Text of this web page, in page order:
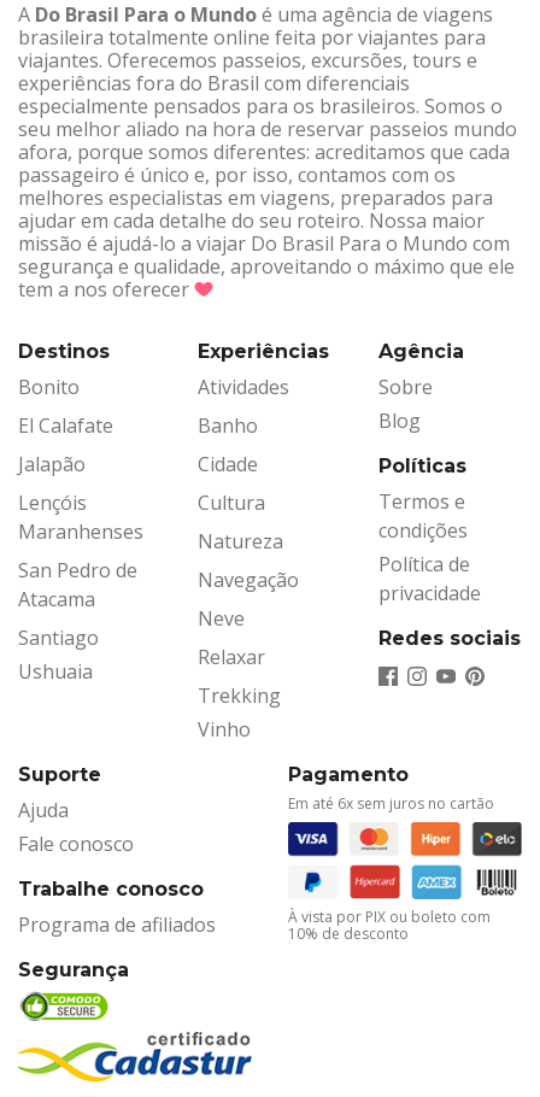
A Do Brasil Para o Mundoé uma agência de viagens
brasileira totalmente online feita por viajantes para
viajantes. Oferecemos passeios, excursões, tours e
experiências fora do Brasil com diferenciais
especialmente pensados para os brasileiros. Somos o
seu melhor aliado na hora de reservar passeios mundo
afora, porque somos diferentes: acreditamos que cada
passageiro é único e, por isso, contamos com os
melhores especialistas em viagens, preparados para
ajudar em cada detalhe do seu roteiro. Nossa maior
missão é ajudá-lo a viajar Do Brasil Para o Mundo com
segurança e qualidade, aproveitando o máximo que ele
tem a nos oferecer
Destinos
Bonito
El Calafate
Jalapão
Lençóis
Maranhenses
San Pedro de
Atacama
Santiago
Ushuaia
Experiências
Atividades
Banho
Cidade
Cultura
Natureza
Navegação
Neve
Relaxar
Trekking
Vinho
Agência
Sobre
Blog
Políticas
Termos e
condições
Política de
privacidade
Redes sociais
Suporte
Ajuda
Fale conosco
Trabalhe conosco
Programa de afiliados
Segurança
Pagamento
Em até 6x sem juros no cartão
À vista por PIX ou boleto com
10% de desconto